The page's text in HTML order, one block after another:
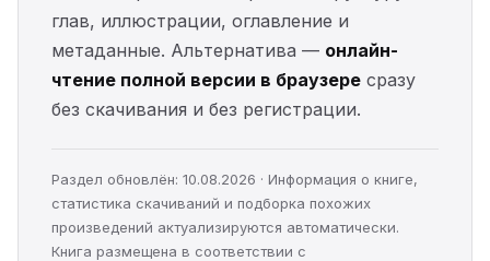
глав, иллюстрации, оглавление и
метаданные. Альтернатива — онлайн-
чтение полной версии в браузере сразу
без скачивания и без регистрации.
Раздел обновлён: 10.08.2026 · Информация о книге,
статистика скачиваний и подборка похожих
произведений актуализируются автоматически.
Книга размещена в соответствии с